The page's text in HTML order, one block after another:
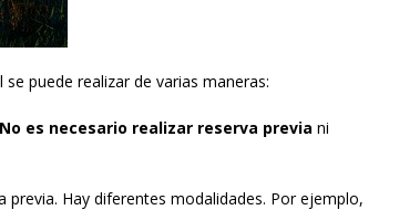
puede realizar de varias maneras:
No es necesario realizar reserva previa ni
previa. Hay diferentes modalidades. Por ejemplo,